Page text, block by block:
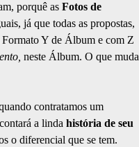
porquê as Fotos de
já que todas as propostas,
Y de Álbum e com Z
neste Álbum. O que muda
contratamos um
a linda história de seu
o diferencial que se tem.